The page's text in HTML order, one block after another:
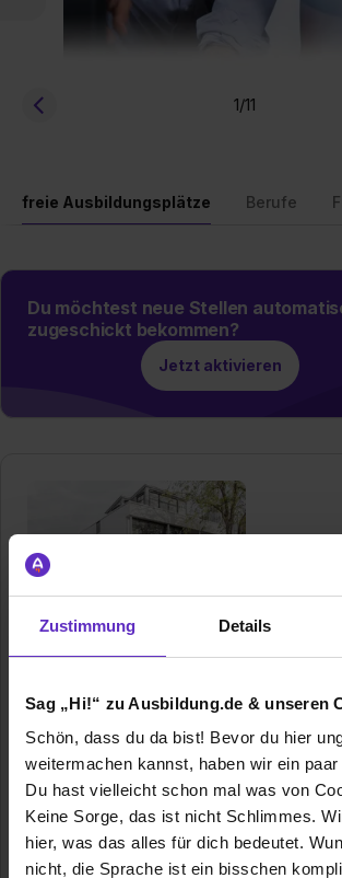
Zustimmung Details
Sag „Hi!“ zu Ausbildung.de & unseren
Schön, dass du da bist! Bevor du hier
weitermachen kannst, haben wir ein
Du hast vielleicht schon mal was von
Keine Sorge, das ist nicht Schlimmes.
hier, was das alles für dich bedeutet.
nicht, die Sprache ist ein bisschen
1/11
freie Ausbildungsplätze Berufe
Du möchtest neue Stellen
zugeschickt bekommen?
Jetzt aktivieren
BREUER Nachrichtentechnik GmbH
53229 Bonn
022844470844
E-Mail anzeigen